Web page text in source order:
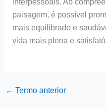
interpessoais. Ao
paisagem, é possível
mais equilibrado e
vida mais plena e
← Termo anterior